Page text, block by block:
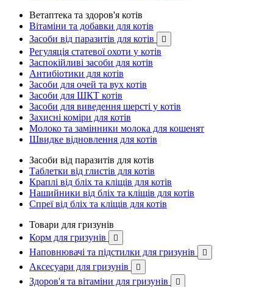
Ветаптека та здоров'я котів
Вітаміни та добавки для котів
Засоби від паразитів для котів

Регуляція статевої охоти у котів
Заспокійливі засоби для котів
Антибіотики для котів
Засоби для очей та вух котів
Засоби для ШКТ котів
Засоби для виведення шерсті у котів
Захисні коміри для котів
Молоко та замінники молока для кошенят
Швидке відновлення для котів
Засоби від паразитів для котів
Таблетки від глистів для котів
Краплі від бліх та кліщів для котів
Нашийники від бліх та кліщів для котів
Спреї від бліх та кліщів для котів
Товари для гризунів
Корм для гризунів

Наповнювачі та підстилки для гризунів 
Аксесуари для гризунів 
Здоров'я та вітаміни для гризунів 